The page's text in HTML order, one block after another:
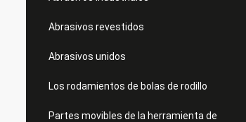
Abrasivos revestidos
Abrasivos unidos
Los rodamientos de bolas de rodillo
Partes movibles de la herramienta de